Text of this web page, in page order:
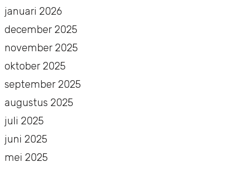
januari 2026
december 2025
november 2025
oktober 2025
september 2025
augustus 2025
juli 2025
juni 2025
mei 2025